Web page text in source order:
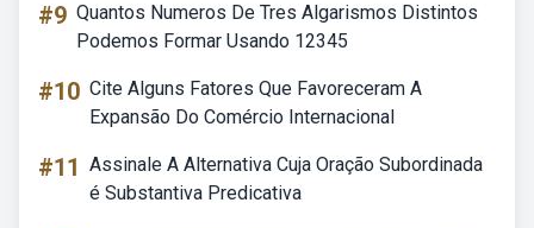
#9 Quantos Numeros De Tres Algarismos Distintos
Podemos Formar Usando 12345
#10 Cite Alguns Fatores Que Favoreceram A
Expansão Do Comércio Internacional
#11 Assinale A Alternativa Cuja Oração Subordinada
é Substantiva Predicativa